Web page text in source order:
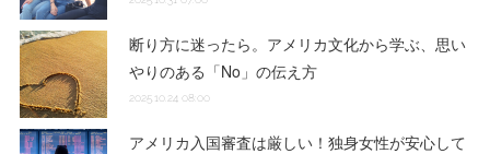
断り方に迷ったら。アメリカ文化から学ぶ、思い
やりのある「No」の伝え方
2025.10.24 08:00
アメリカ入国審査は厳しい！独身女性が安心して